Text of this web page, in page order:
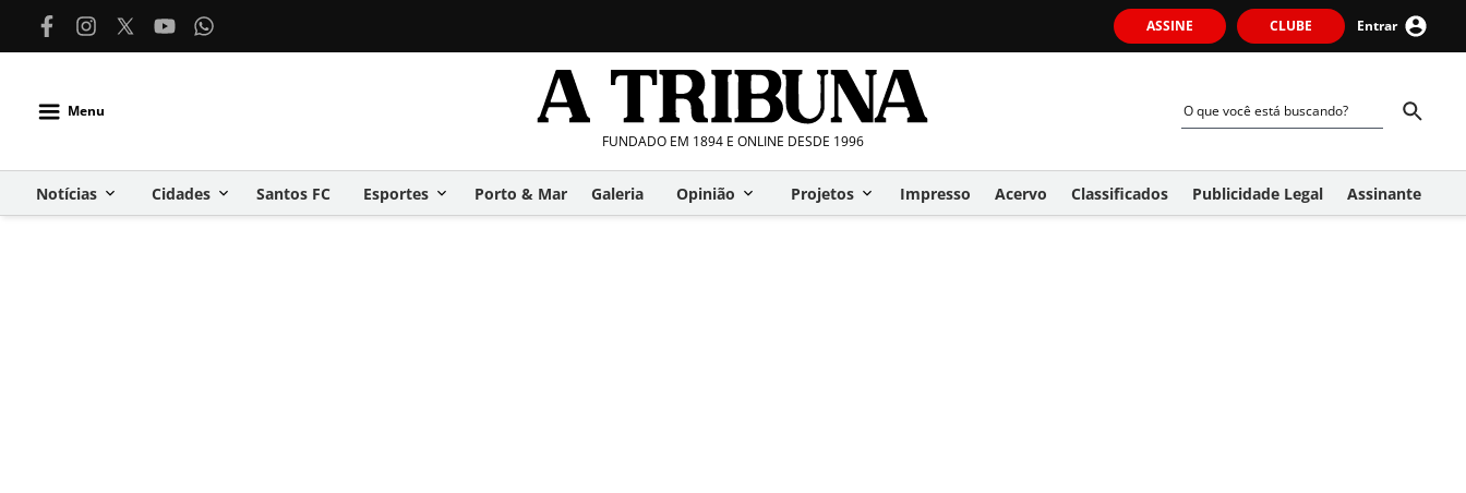
ASSINE CLUBE Entrar
Menu
FUNDADO EM 1894 E ONLINE DESDE 1996
Notícias Cidades Santos FC Esportes Porto & Mar Galeria Opinião Projetos Impresso Acervo Classificados Publicidade Legal Assinante